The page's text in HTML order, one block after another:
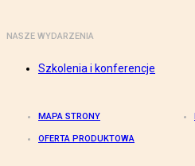
NASZE WYDARZENIA
Szkolenia i konferencje
MAPA STRONY
OFERTA PRODUKTOWA